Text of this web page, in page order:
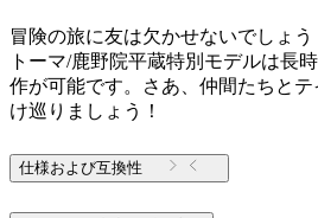
冒険の旅に友は欠かせないでしょ
トーマ/鹿野院平蔵特別モデルは長
作が可能です。さあ、仲間たちと
け巡りましょう！
仕様および互換性